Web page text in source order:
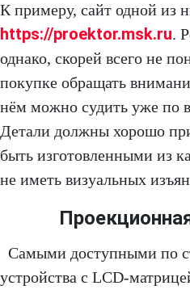
К примеру, сайт одной из
https://proektor.msk.ru.
однако, скорей всего не
покупке обращать
нём можно судить уже по
Детали должны хорошо
быть изготовленными из
не иметь визуальных
Самыми доступными по
устройства с LCD-